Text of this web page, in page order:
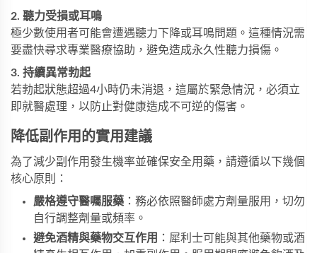
2. 聽力受損或耳鳴
極少數使用者可能會遭遇聽力下降或耳鳴問題。這種情況需
要盡快尋求專業醫療協助，避免造成永久性聽力損傷。
3. 持續異常勃起
若勃起狀態超過4小時仍未消退，這屬於緊急情況，必須立
即就醫處理，以防止對健康造成不可逆的傷害。
降低副作用的實用建議
為了減少副作用發生機率並確保安全用藥，請遵循以下幾個
核心原則：
嚴格遵守醫囑服藥 ：務必依照醫師處方劑量服用，切勿
自行調整劑量或頻率。
避免酒精與藥物交互作用
：犀利士可能與其他藥物或酒